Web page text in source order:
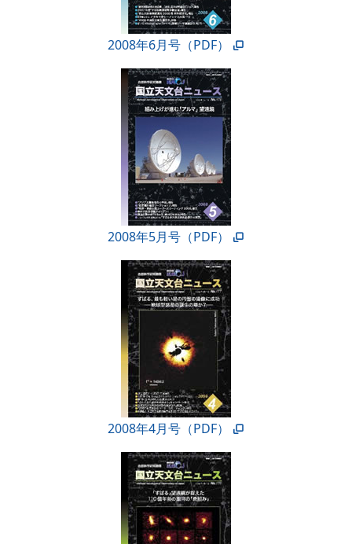
2008年6月号（PDF）
2008年5月号（PDF）
2008年4月号（PDF）